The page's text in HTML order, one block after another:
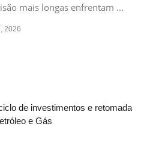
mais longas enfrentam ...
2026
de investimentos e retomada
e Gás